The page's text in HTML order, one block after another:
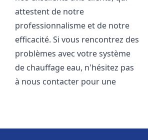
attestent de notre
professionnalisme et de notre
efficacité. Si vous rencontrez des
problèmes avec votre système
de chauffage eau, n'hésitez pas
à nous contacter pour une